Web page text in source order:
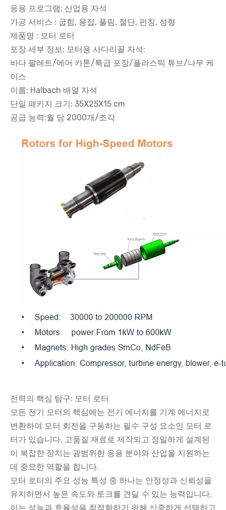
응용 프로그램: 산업용 자석
가공 서비스 : 굽힘, 용접, 풀림, 절단, 펀칭, 성형
제품명 : 모터 로터
포장 세부 정보: 모터용 사다리꼴 자석:
바다 팔레트/에어 카톤/특급 포장/플라스틱 튜브/나무 케
이스
이름: Halbach 배열 자석
단일 패키지 크기: 35X25X15 cm
공급 능력:월 당 2000개/조각
전력의 핵심 탐구: 모터 로터
모든 전기 모터의 핵심에는 전기 에너지를 기계 에너지로
변환하여 모터 회전을 구동하는 필수 구성 요소인 모터 로
터가 있습니다. 고품질 재료로 제작되고 정밀하게 설계된
이 복잡한 장치는 광범위한 응용 분야와 산업을 지원하는
데 중요한 역할을 합니다.
모터 로터의 주요 성능 특성 중 하나는 안정성과 신뢰성을
유지하면서 높은 속도와 토크를 견딜 수 있는 능력입니다.
이는 성능과 효율성을 최적화하기 위해 신중하게 선택하고